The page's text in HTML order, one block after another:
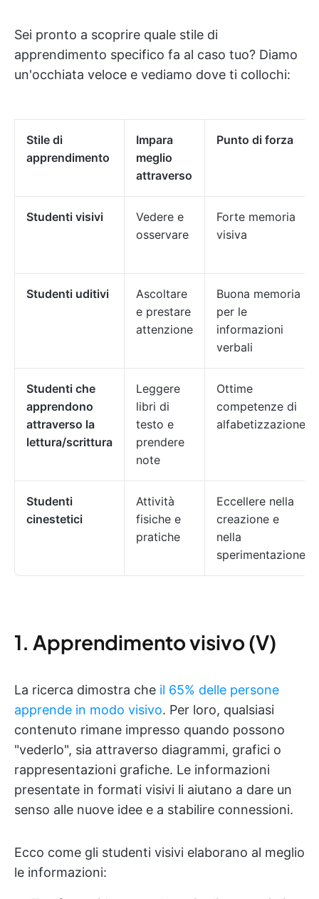
Sei pronto a scoprire quale stile di
apprendimento specifico fa al caso tuo? Diamo
un'occhiata veloce e vediamo dove ti collochi:
Stile di
apprendimento
Impara
meglio
attraverso
Punto di forza
Studenti visivi
Vedere e
osservare
Forte memoria
visiva
Studenti uditivi
Ascoltare
e prestare
attenzione
Buona memoria
per le
informazioni
verbali
Studenti che
apprendono
attraverso la
lettura/scrittura
Leggere
libri di
testo e
prendere
note
Ottime
competenze di
alfabetizzazione
Studenti
cinestetici
Attività
fisiche e
pratiche
Eccellere nella
creazione e
nella
sperimentazione
1. Apprendimento visivo (V)
La ricerca dimostra che il 65% delle persone
apprende in modo visivo. Per loro, qualsiasi
contenuto rimane impresso quando possono
"vederlo", sia attraverso diagrammi, grafici o
rappresentazioni grafiche. Le informazioni
presentate in formati visivi li aiutano a dare un
senso alle nuove idee e a stabilire connessioni.
Ecco come gli studenti visivi elaborano al meglio
le informazioni: